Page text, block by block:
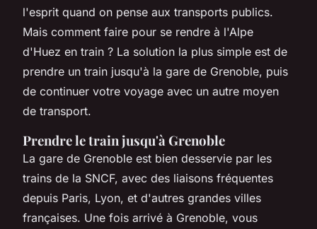
l'esprit quand on pense aux transports publics.
Mais comment faire pour se rendre à l'Alpe
d'Huez en train ? La solution la plus simple est de
prendre un train jusqu'à la gare de Grenoble, puis
de continuer votre voyage avec un autre moyen
de transport.
Prendre le train jusqu'à Grenoble
La gare de Grenoble est bien desservie par les
trains de la SNCF, avec des liaisons fréquentes
depuis Paris, Lyon, et d'autres grandes villes
françaises. Une fois arrivé à Grenoble, vous